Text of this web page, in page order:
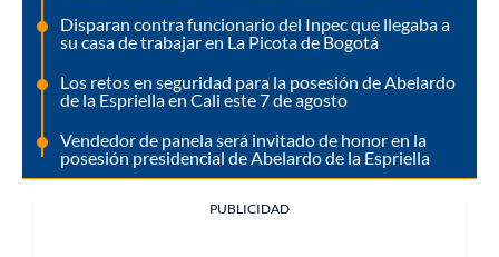
Disparan contra funcionario del Inpec que llegaba a
su casa de trabajar en La Picota de Bogotá
Los retos en seguridad para la posesión de Abelardo
de la Espriella en Cali este 7 de agosto
Vendedor de panela será invitado de honor en la
posesión presidencial de Abelardo de la Espriella
PUBLICIDAD